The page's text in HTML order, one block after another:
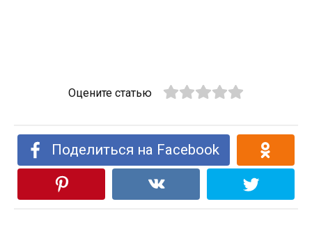
Оцените статью
Поделиться на Facebook